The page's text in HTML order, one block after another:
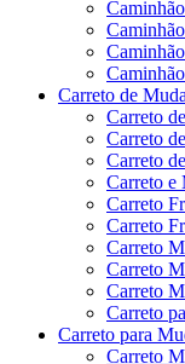
Carreto de
Carreto
Carreto
Carreto
Carreto e
Carreto
Carreto
Carreto
Carreto
Carreto
Carreto
Carreto para
Carreto